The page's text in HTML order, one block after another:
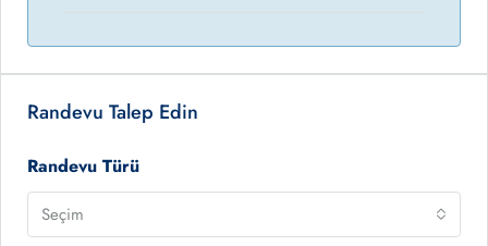
Randevu Talep Edin
Randevu Türü
Seçim